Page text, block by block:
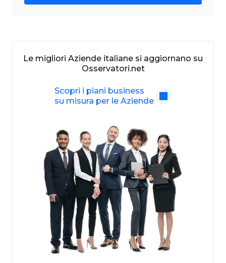
Le migliori Aziende italiane si aggiornano su
Osservatori.net
Scopri i piani business
su misura per le Aziende